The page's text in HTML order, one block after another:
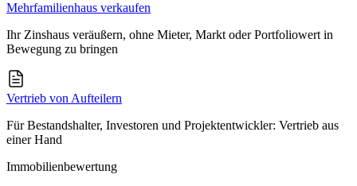
Mehrfamilienhaus verkaufen
Ihr Zinshaus veräußern, ohne Mieter, Markt oder Portfoliowert in
Bewegung zu bringen
Vertrieb von Aufteilern
Für Bestandshalter, Investoren und Projektentwickler: Vertrieb aus
einer Hand
Immobilienbewertung